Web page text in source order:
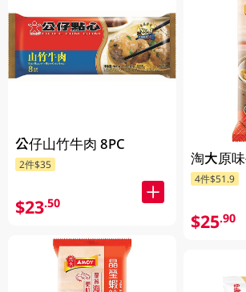
公仔山竹牛肉 8PC
2件$35
$23.50
淘大原
4件$51.9
$25.90